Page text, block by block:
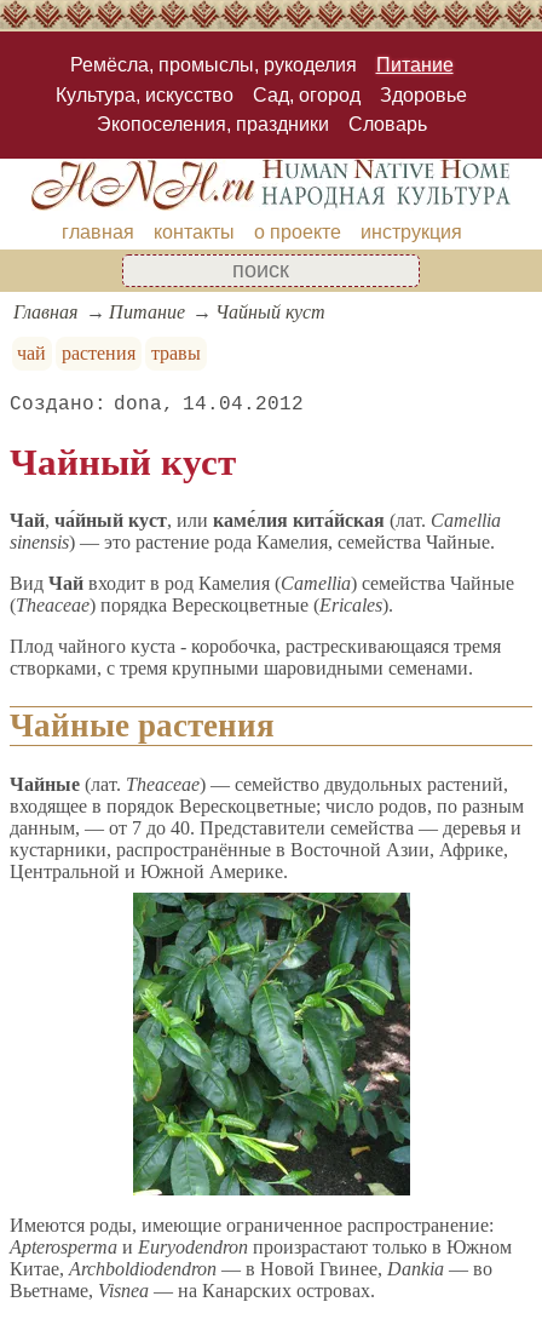
Ремёсла, промыслы, рукоделия
Питание
Культура, искусство
Сад, огород
Здоровье
Экопоселения, праздники
Словарь
главная контакты о проекте инструкция
Главная Питание
Чайный куст
чай
растения травы
dona 14.04.2012
Чайный куст
Чай, ча́йный куст, или каме́лия кита́йская (лат. Camellia
sinensis) — это растение рода Камелия, семейства Чайные.
Вид Чай входит в род Камелия (Camellia) семейства Чайные
(Theaceae) порядка Верескоцветные (Ericales).
Плод чайного куста - коробочка, растрескивающаяся тремя
створками, с тремя крупными шаровидными семенами.
Чайные растения
Чайные (лат. Theaceae) — семейство двудольных растений,
входящее в порядок Верескоцветные; число родов, по разным
данным, — от 7 до 40. Представители семейства — деревья и
кустарники, распространённые в Восточной Азии, Африке,
Центральной и Южной Америке.
Имеются роды, имеющие ограниченное распространение:
Apterosperma и Euryodendron произрастают только в Южном
Китае, Archboldiodendron — в Новой Гвинее, Dankia — во
Вьетнаме, Visnea — на Канарских островах.